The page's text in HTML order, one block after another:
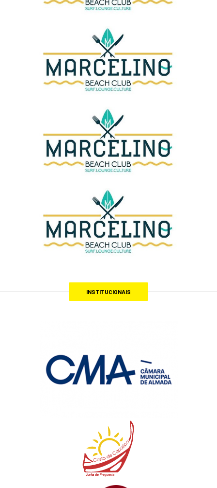
INSTITUCIONAIS